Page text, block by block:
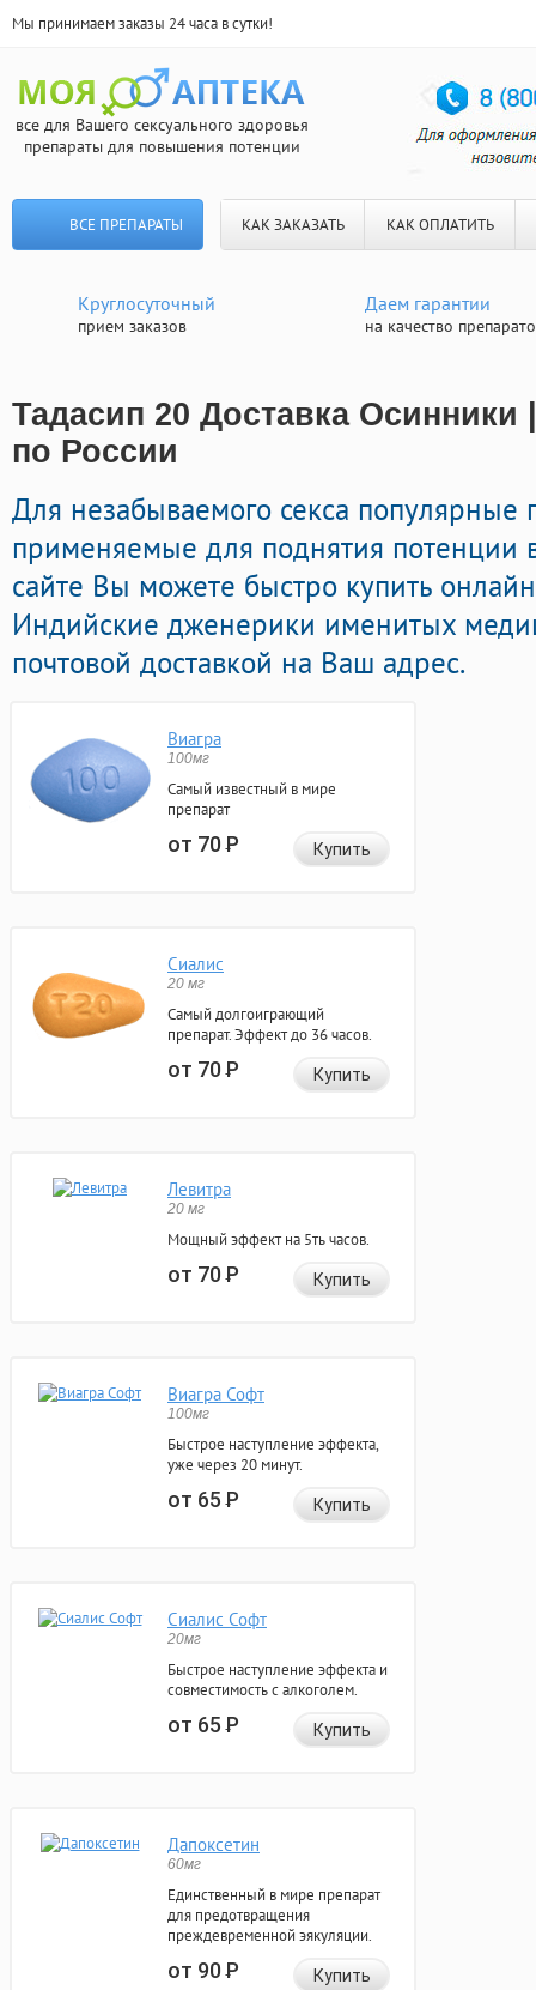
Мы принимаем заказы 24 часа в сутки!
все для Вашего сексуального здоровья
препараты для повышения потенции
ВСЕ ПРЕПАРАТЫ КАК ЗАКАЗАТЬ КАК ОПЛАТИТЬ
Круглосуточный
прием заказов
Даем гарантии
на качество
Тадасип 20 Доставка Осинники
по России
Для незабываемого секса популярные
применяемые для поднятия потенции
сайте Вы можете быстро купить
Индийские дженерики именитых
почтовой доставкой на Ваш адрес.
Виагра
100мг
Самый известный в мире
препарат
от 70Р Купить
Сиалис
20 мг
Самый долгоиграющий
препарат. Эффект до 36 часов.
от 70Р Купить
Левитра
20 мг
Мощный эффект на 5ть часов.
от 70Р Купить
Виагра Софт
100мг
Быстрое наступление эффекта,
уже через 20 минут.
от 65Р Купить
Сиалис Софт
20мг
Быстрое наступление эффекта и
совместимость с алкоголем.
от 65Р Купить
Дапоксетин
60мг
Единственный в мире препарат
для предотвращения
преждевременной эякуляции.
от 90Р Купить